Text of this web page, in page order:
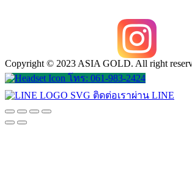
Copyright © 2023 ASIA GOLD. All right
โทร: 061-983-2424
ติดต่อเราผ่าน LINE